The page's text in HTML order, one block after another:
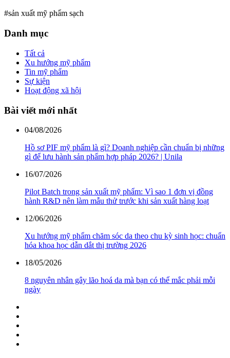
#sản xuất mỹ phẩm sạch
Danh mục
Tất cả
Xu hướng mỹ phẩm
Tin mỹ phẩm
Sự kiện
Hoạt động xã hội
Bài viết mới nhất
04/08/2026
Hồ sơ PIF mỹ phẩm là gì? Doanh nghiệp cần chuẩn bị những
gì để lưu hành sản phẩm hợp pháp 2026? | Unila
16/07/2026
Pilot Batch trong sản xuất mỹ phẩm: Vì sao 1 đơn vị đồng
hành R&D nên làm mẫu thử trước khi sản xuất hàng loạt
12/06/2026
Xu hướng mỹ phẩm chăm sóc da theo chu kỳ sinh học: chuẩn
hóa khoa học dẫn dắt thị trường 2026
18/05/2026
8 nguyên nhân gây lão hoá da mà bạn có thể mắc phải mỗi
ngày